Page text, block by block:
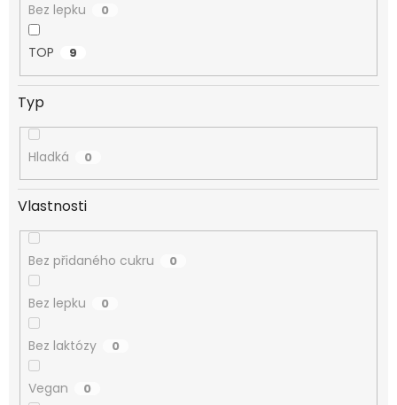
Bez lepku 0
TOP 9
Typ
Hladká 0
Vlastnosti
Bez přidaného cukru 0
Bez lepku 0
Bez laktózy 0
Vegan 0